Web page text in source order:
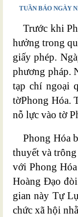
TUẦN BÁO NGÀY
Trước khi
hưởng trong
giấy phép.
phương pháp.
tạp chí ngoại
tờPhong Hóa.
nỗ lực vào tờ
Phong Hóa
thuyết và
với Phong
Hoàng Đạo
gian này Tự
chức xã hội